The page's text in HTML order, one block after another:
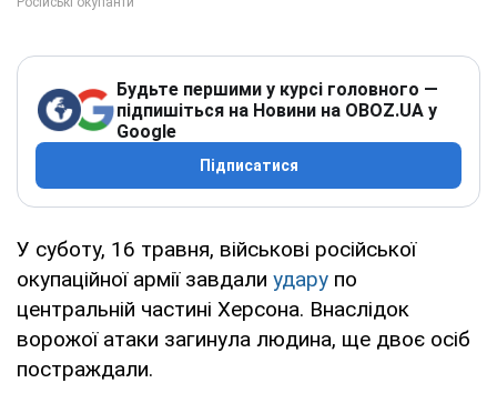
Будьте першими у курсі головного —
підпишіться на Новини на OBOZ.UA у
Google
Підписатися
У суботу, 16 травня, військові російської
окупаційної армії завдали удару по
центральній частині Херсона. Внаслідок
ворожої атаки загинула людина, ще двоє осіб
постраждали.